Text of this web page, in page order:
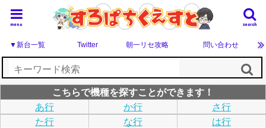
search
menu
▼新台一覧 Twitter 朝一リセ攻略 問い合わせ
こちらで機種を探すことができます！
あ行
か行
さ行
た行
な行
は行